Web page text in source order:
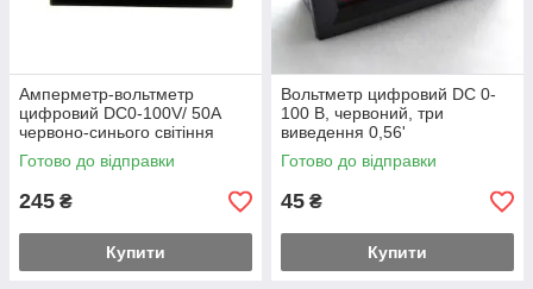
Амперметр-вольтметр
цифровий DC0-100V/ 50A
червоно-синього світіння
Готово до відправки
245 ₴
Купити
Вольтметр цифровий DC 0-
100 В, червоний, три
виведення 0,56'
Готово до відправки
45 ₴
Купити